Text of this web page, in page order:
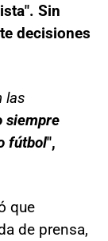
Sin
decisiones
las
siempre
fútbol",
que
de prensa,